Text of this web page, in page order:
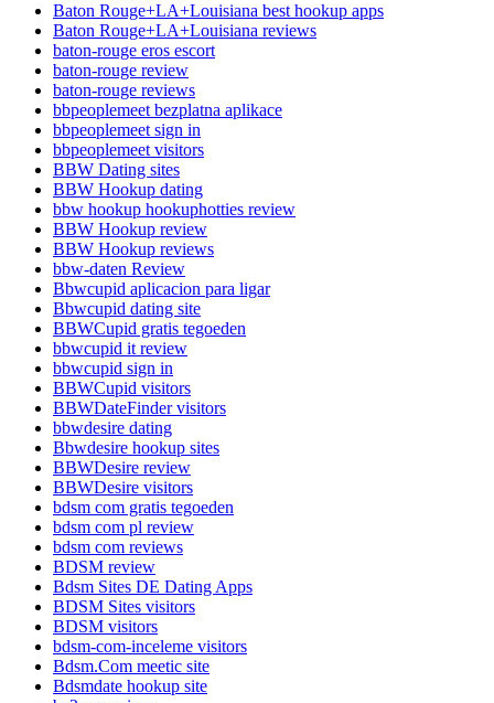
Baton Rouge+LA+Louisiana best hookup apps
Baton Rouge+LA+Louisiana reviews
baton-rouge eros escort
baton-rouge review
baton-rouge reviews
bbpeoplemeet bezplatna aplikace
bbpeoplemeet sign in
bbpeoplemeet visitors
BBW Dating sites
BBW Hookup dating
bbw hookup hookuphotties review
BBW Hookup review
BBW Hookup reviews
bbw-daten Review
Bbwcupid aplicacion para ligar
Bbwcupid dating site
BBWCupid gratis tegoeden
bbwcupid it review
bbwcupid sign in
BBWCupid visitors
BBWDateFinder visitors
bbwdesire dating
Bbwdesire hookup sites
BBWDesire review
BBWDesire visitors
bdsm com gratis tegoeden
bdsm com pl review
bdsm com reviews
BDSM review
Bdsm Sites DE Dating Apps
BDSM Sites visitors
BDSM visitors
bdsm-com-inceleme visitors
Bdsm.Com meetic site
Bdsmdate hookup site